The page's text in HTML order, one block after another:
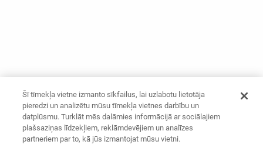
Šī tīmekļa vietne izmanto sīkfailus, lai uzlabotu lietotāja
pieredzi un analizētu mūsu tīmekļa vietnes darbību un
datplūsmu. Turklāt mēs dalāmies informācijā ar sociālajiem
plašsaziņas līdzekļiem, reklāmdevējiem un analīzes
partneriem par to, kā jūs izmantojat mūsu vietni.